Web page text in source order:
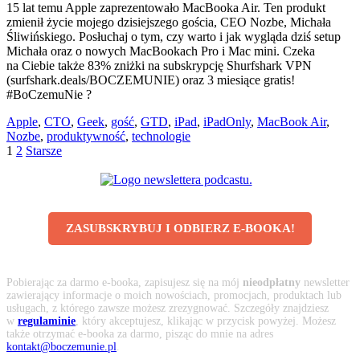
15 lat temu Apple zaprezentowało MacBooka Air. Ten produkt
zmienił życie mojego dzisiejszego gościa, CEO Nozbe, Michała
Śliwińskiego. Posłuchaj o tym, czy warto i jak wygląda dziś setup
Michała oraz o nowych MacBookach Pro i Mac mini. Czeka
na Ciebie także 83% zniżki na subskrypcję Shurfshark VPN
(surfshark.deals/BOCZEMUNIE) oraz 3 miesiące gratis!
#BoCzemuNie ?
Apple, CTO, Geek, gość, GTD, iPad, iPadOnly, MacBook Air,
Nozbe, produktywność, technologie
1 2 Starsze
ZASUBSKRYBUJ I ODBIERZ E-BOOKA!
Pobierając za darmo e-booka, zapisujesz się na mój nieodpłatny newsletter
zawierający informacje o moich nowościach, promocjach, produktach lub
usługach, z którego zawsze możesz zrezygnować. Szczegóły znajdziesz
w regulaminie , który akceptujesz, klikając w przycisk powyżej. Możesz
także otrzymać e-booka za darmo, pisząc do mnie na adres
kontakt@boczemunie.pl